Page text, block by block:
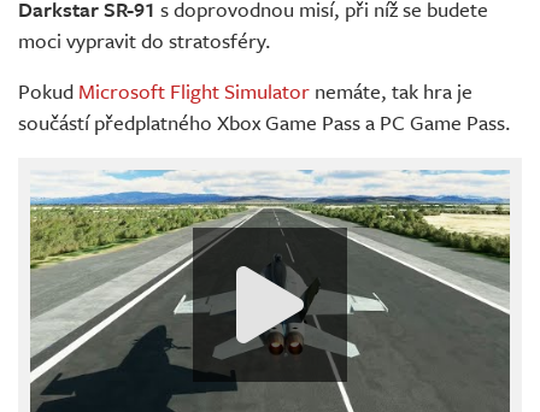
Darkstar SR-91 s doprovodnou misí, při níž se budete
moci vypravit do stratosféry.
Pokud Microsoft Flight Simulator nemáte, tak hra je
součástí předplatného Xbox Game Pass a PC Game Pass.